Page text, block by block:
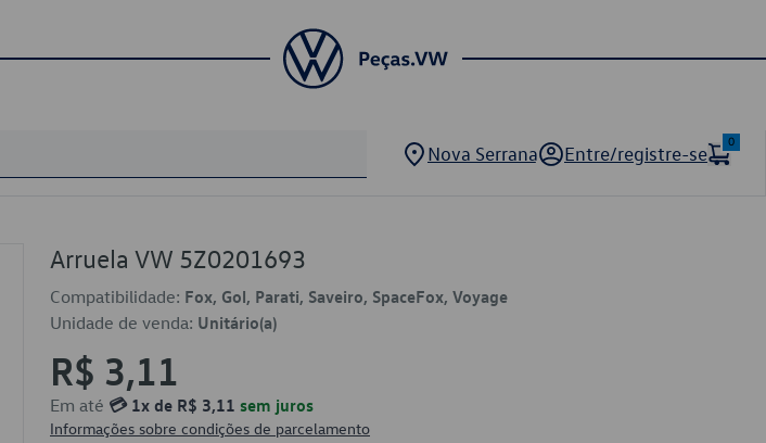
Nova Serrana Entre/registre-se
0
Arruela VW 5Z0201693
Compatibilidade: Fox, Gol, Parati, Saveiro, SpaceFox, Voyage
Unidade de venda: Unitário(a)
R$ 3,11
Em até 💳 1x de R$ 3,11 sem juros
Informações sobre condições de parcelamento